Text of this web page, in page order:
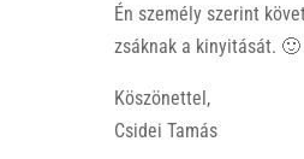
Én személy szerint
zsáknak a kinyitását. 🙂
Köszönettel,
Csidei Tamás